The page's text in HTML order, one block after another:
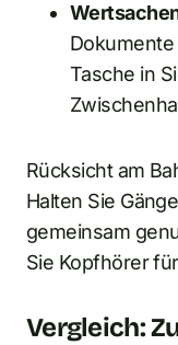
Tasche in
Rücksicht am
Halten Sie
gemeinsam
Sie Kopfhörer
Vergleich: